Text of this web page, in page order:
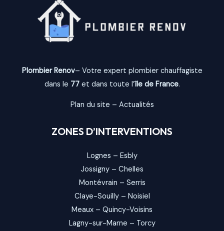
Plombier Renov– Votre expert plombier chauffagiste
dans le 77et dans toute l’île de France.
Plan du site – Actualités
ZONES D’INTERVENTIONS
Lognes – Esbly
Jossigny– Chelles
Montévrain – Serris
Claye-Souilly– Noisiel
Meaux – Quincy-Voisins
Lagny-sur-Marne – Torcy